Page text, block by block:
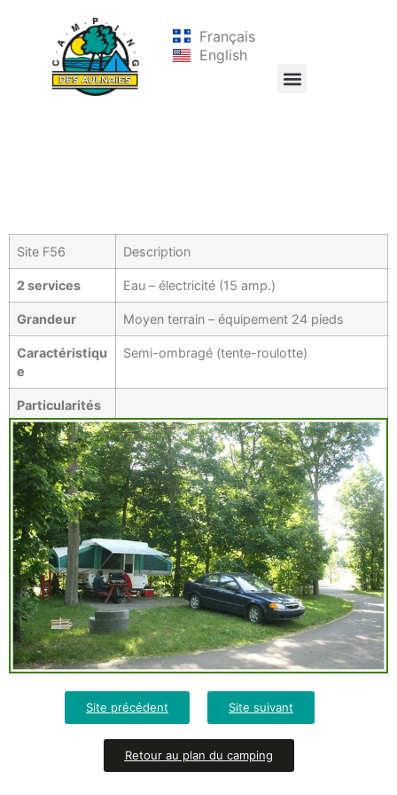
Français
English
Site F56 Description
2 services Eau – électricité (15 amp.)
Grandeur Moyen terrain – équipement 24 pieds
Caractéristiqu
e
Semi-ombragé (tente-roulotte)
Particularités
Site précédent Site suivant
Retour au plan du camping